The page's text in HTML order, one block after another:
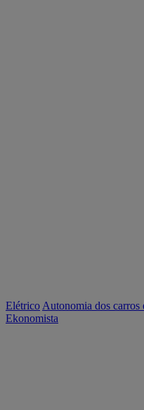
Elétrico Autonomia dos carros
Ekonomista